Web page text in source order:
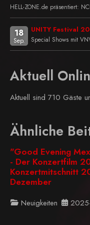
HELL-ZONE.de präsentiert:
18
Sep.
UNITY Festival
Special Shows mit
Aktuell
Aktuell sind 710 Gäste
Ähnliche
"Good Evening
- Der Konzertfilm
Konzertmitschnitt
Dezember
Neuigkeiten 2025-